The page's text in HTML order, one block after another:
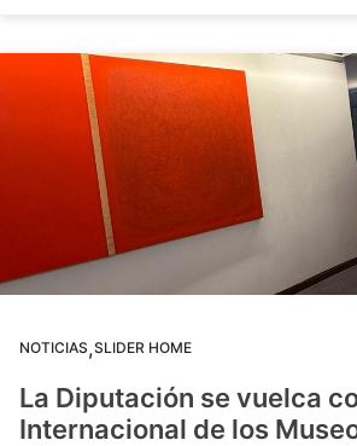
NOTICIAS,SLIDER HOME
La Diputación se vuelca
Internacional de los